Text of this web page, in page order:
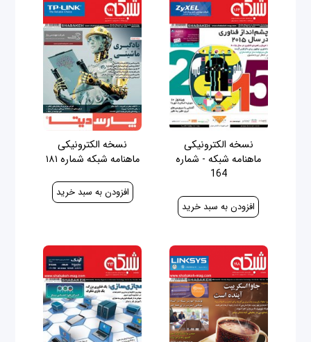
نسخه الکترونیکی
ماهنامه شبکه - شماره
164
نسخه الکترونیکی
ماهنامه شبکه شماره ۱۸۱